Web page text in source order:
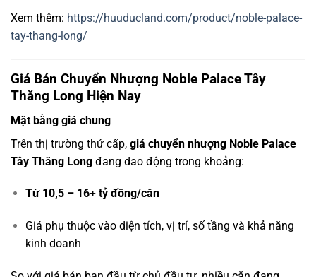
Xem thêm: https://huuducland.com/product/noble-palace-
tay-thang-long/
Giá Bán Chuyển Nhượng Noble Palace Tây
Thăng Long Hiện Nay
Mặt bằng giá chung
Trên thị trường thứ cấp, giá chuyển nhượng Noble Palace
Tây Thăng Long đang dao động trong khoảng:
Từ 10,5 – 16+ tỷ đồng/căn
Giá phụ thuộc vào diện tích, vị trí, số tầng và khả năng
kinh doanh